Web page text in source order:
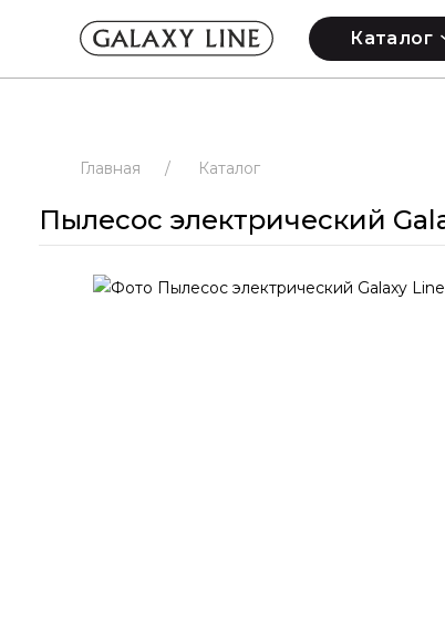
Каталог
Главная / Каталог
Пылесос электрический